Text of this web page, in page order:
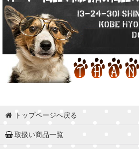
トップページへ戻る
取扱い商品一覧